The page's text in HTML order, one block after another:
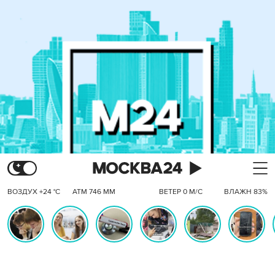
ВОЗДУХ +24 °C АТМ 746 ММ ВЕТЕР 0 М/С ВЛАЖН 83%